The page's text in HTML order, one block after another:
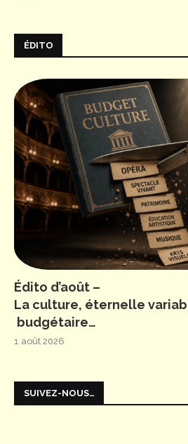
ÉDITO
Édito d’août –
La culture, éternelle
budgétaire…
1 août 2026
SUIVEZ-NOUS…